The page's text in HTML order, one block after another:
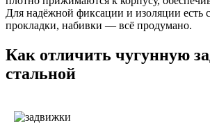
Для надёжной фиксации и изоляции есть
прокладки, набивки — всё продумано.
Как отличить чугунную
стальной